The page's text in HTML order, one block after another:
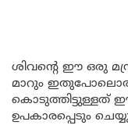
ശിവന്റെ ഈ ഒരു
മാറും ഇതുപോലൊരു
കൊടുത്തിട്ടുള്ളത്
ഉപകാരപ്പെടും